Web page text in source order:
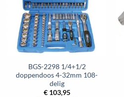
optie
kan
gekozen
worden
op
productpagina
BGS-2298 1/4+1/2
doppendoos 4-32mm 108-
delig
€103,95